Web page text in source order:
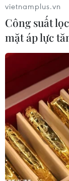
vietnamplus.vn
Công suất
mặt áp lực